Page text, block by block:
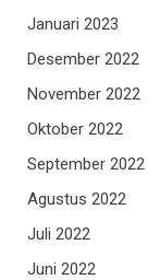
Januari 2023
Desember 2022
November 2022
Oktober 2022
September 2022
Agustus 2022
Juli 2022
Juni 2022